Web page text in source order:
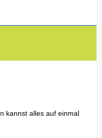
kannst alles auf einmal